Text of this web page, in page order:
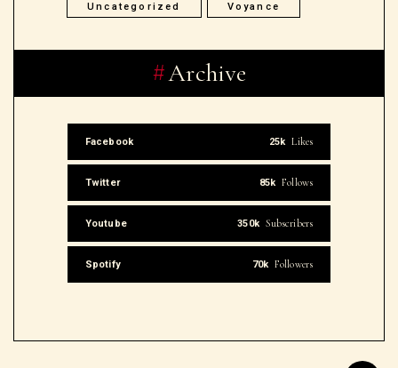
Uncategorized Voyance
Archive
Facebook 25k Likes
Twitter 85k Follows
Youtube 350k Subscribers
Spotify 70k Followers